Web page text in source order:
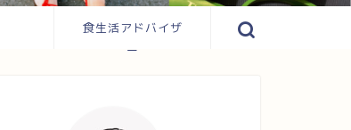
食生活アドバイザ
ー